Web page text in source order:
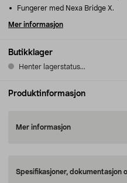
Butikklager
Henter lagerstatus...
Fungerer med Nexa Bridge X.
Mer informasjon
Produktinformasjon
Mer informasjon
Spesifikasjoner, dokumentasjon